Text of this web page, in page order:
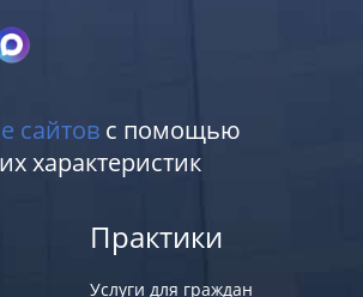
сайтов с помощью
характеристик
Практики
Услуги для граждан